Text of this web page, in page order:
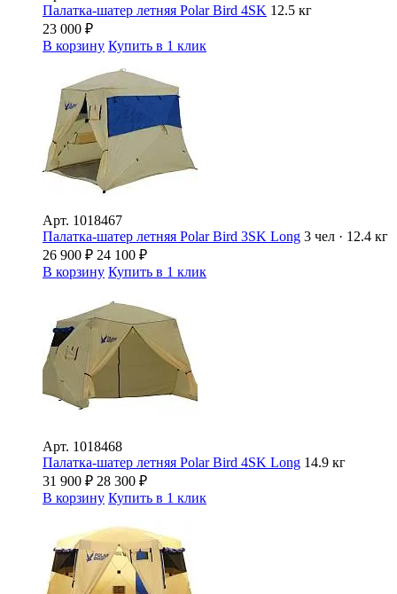
Палатка-шатер летняя Polar Bird 4SK 12.5 кг
23 000 ₽
В корзину Купить в 1 клик
Арт. 1018467
Палатка-шатер летняя Polar Bird 3SK Long 3 чел · 12.4 кг
26 900 ₽ 24 100 ₽
В корзину Купить в 1 клик
Арт. 1018468
Палатка-шатер летняя Polar Bird 4SK Long 14.9 кг
31 900 ₽ 28 300 ₽
В корзину Купить в 1 клик